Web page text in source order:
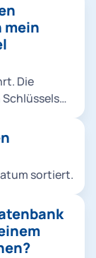
mein
Die
sortiert.